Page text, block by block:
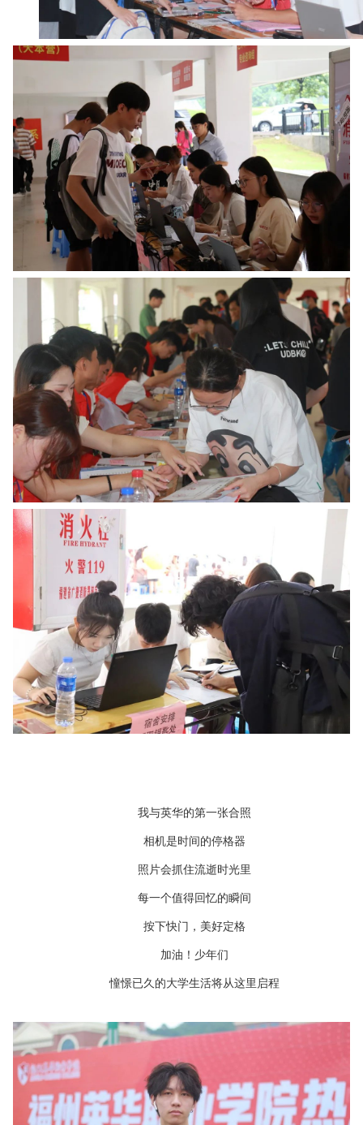
我与英华的第一张合照
相机是时间的停格器
照片会抓住流逝时光里
每一个值得回忆的瞬间
按下快门，美好定格
加油！少年们
憧憬已久的大学生活将从这里启程